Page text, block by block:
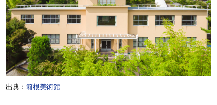
出典： 箱根美術館